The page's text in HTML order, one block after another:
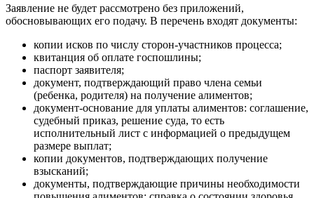
Заявление не будет рассмотрено без приложений,
обосновывающих его подачу. В перечень входят документы:
копии исков по числу сторон-участников процесса;
квитанция об оплате госпошлины;
паспорт заявителя;
документ, подтверждающий право члена семьи
(ребенка, родителя) на получение алиментов;
документ-основание для уплаты алиментов: соглашение,
судебный приказ, решение суда, то есть
исполнительный лист с информацией о предыдущем
размере выплат;
копии документов, подтверждающих получение
взысканий;
документы, подтверждающие причины необходимости